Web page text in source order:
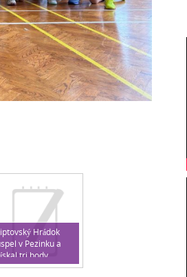
Hrádok
v Pezinku a
tri body